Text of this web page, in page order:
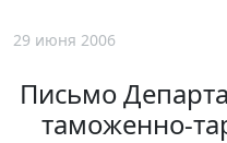
29 июня 2006
Письмо
таможенно-